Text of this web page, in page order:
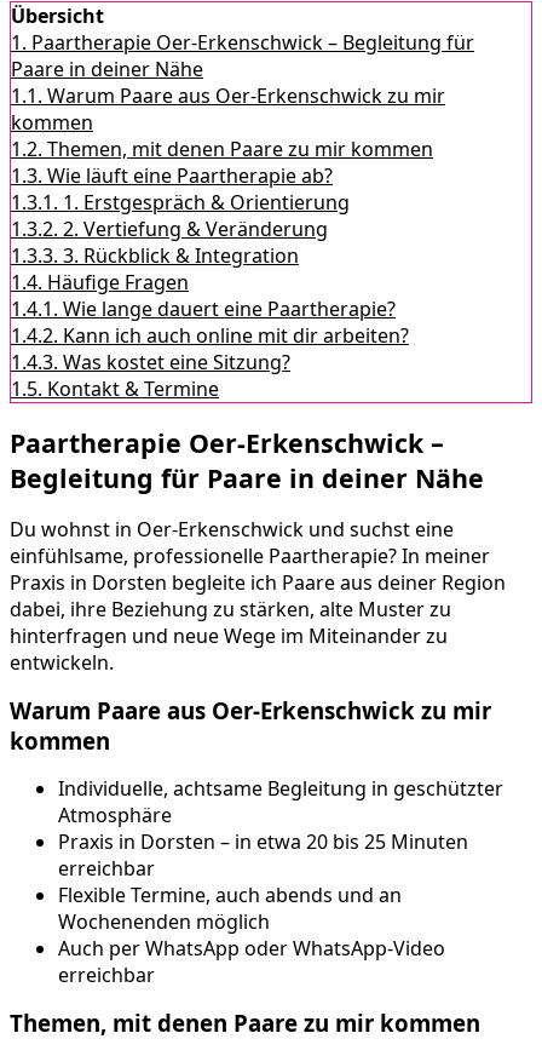
Übersicht
1. Paartherapie Oer-Erkenschwick – Begleitung für
Paare in deiner Nähe
1.1. Warum Paare aus Oer-Erkenschwick zu mir
kommen
1.2. Themen, mit denen Paare zu mir kommen
1.3. Wie läuft eine Paartherapie ab?
1.3.1. 1. Erstgespräch & Orientierung
1.3.2. 2. Vertiefung & Veränderung
1.3.3. 3. Rückblick & Integration
1.4. Häufige Fragen
1.4.1. Wie lange dauert eine Paartherapie?
1.4.2. Kann ich auch online mit dir arbeiten?
1.4.3. Was kostet eine Sitzung?
1.5. Kontakt & Termine
Paartherapie Oer-Erkenschwick –
Begleitung für Paare in deiner Nähe
Du wohnst in Oer-Erkenschwick und suchst eine
einfühlsame, professionelle Paartherapie? In meiner
Praxis in Dorsten begleite ich Paare aus deiner Region
dabei, ihre Beziehung zu stärken, alte Muster zu
hinterfragen und neue Wege im Miteinander zu
entwickeln.
Warum Paare aus Oer-Erkenschwick zu mir
kommen
Individuelle, achtsame Begleitung in geschützter
Atmosphäre
Praxis in Dorsten – in etwa 20 bis 25 Minuten
erreichbar
Flexible Termine, auch abends und an
Wochenenden möglich
Auch per WhatsApp oder WhatsApp-Video
erreichbar
Themen, mit denen Paare zu mir kommen